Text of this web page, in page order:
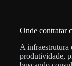
Onde contratar
A infraestrutura
produtividade,